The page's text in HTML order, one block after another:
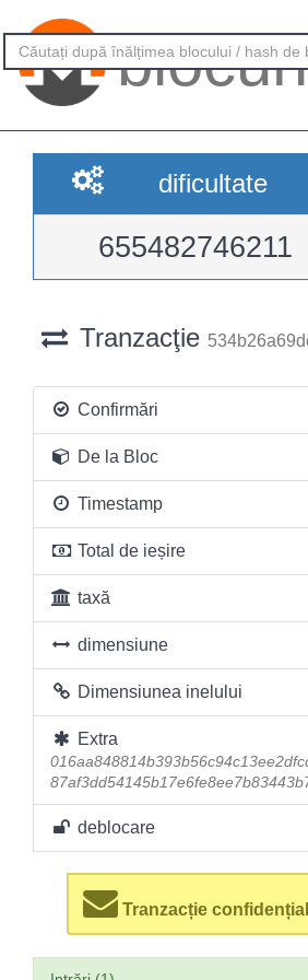
blocuri
dificultate
655482746211
Tranzacţie
Confirmări
De la Bloc
Timestamp
Total de ieșire
taxă
dimensiune
Dimensiunea inelului
Extra
deblocare
Tranzacție